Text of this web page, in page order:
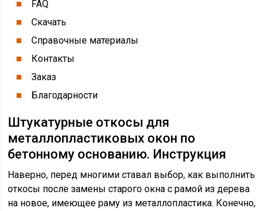
FAQ
Скачать
Справочные материалы
Контакты
Заказ
Благодарности
Штукатурные откосы для
металлопластиковых окон по
бетонному основанию. Инструкция
Наверно, перед многими ставал выбор, как выполнить
откосы после замены старого окна с рамой из дерева
на новое, имеющее раму из металлопластика. Конечно,